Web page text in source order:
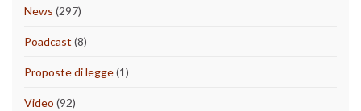
News (297)
Poadcast (8)
Proposte di legge(1)
Video (92)